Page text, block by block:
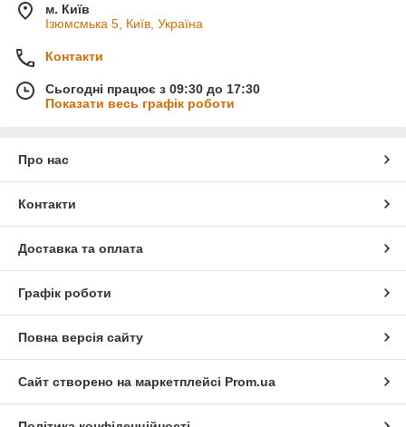
м. Київ
Ізюмсмька 5, Київ, Україна
Контакти
Сьогодні працює з 09:30 до 17:30
Показати весь графік роботи
Про нас
Контакти
Доставка та оплата
Графік роботи
Повна версія сайту
Сайт створено на маркетплейсі Prom.ua